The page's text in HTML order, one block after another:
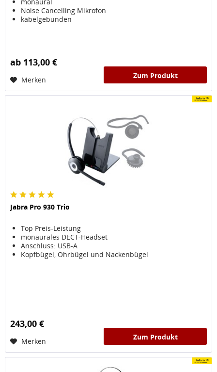
Noise Cancelling Mikrofon
kabelgebunden
ab 113,00 €
Merken Zum Produkt
Jabra Pro 930 Trio
Top Preis-Leistung
monaurales DECT-Headset
Anschluss: USB-A
Kopfbügel, Ohrbügel und Nackenbügel
243,00 €
Merken Zum Produkt